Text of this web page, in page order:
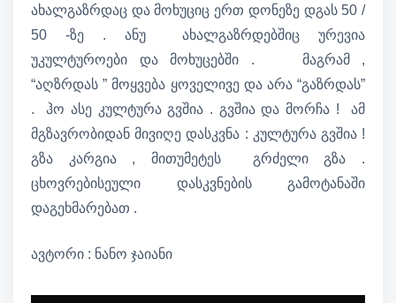
ახალგაზრდაც და მოხუციც ერთ დონეზე დგას 50 /
50 -ზე . ანუ ახალგაზრდებშიც ურევია
უკულტუროები და მოხუცებში . მაგრამ ,
“აღზრდას ” მოყვება ყოველივე და არა “გაზრდას”
. ჰო ასე კულტურა გვშია . გვშია და მორჩა ! ამ
მგზავრობიდან მივიღე დასკვნა : კულტურა გვშია !
გზა კარგია , მითუმეტეს გრძელი გზა .
ცხოვრებისეული დასკვნების გამოტანაში
დაგეხმარებათ .
ავტორი : ნანო ჯაიანი